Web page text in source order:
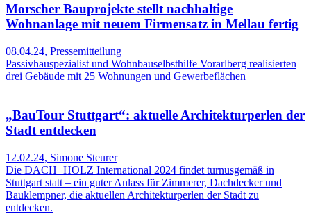
Morscher Bauprojekte stellt nachhaltige
Wohnanlage mit neuem Firmensatz in Mellau fertig
08.04.24, Pressemitteilung
Passivhauspezialist und Wohnbauselbsthilfe Vorarlberg realisierten
drei Gebäude mit 25 Wohnungen und Gewerbeflächen
„BauTour Stuttgart“: aktuelle Architekturperlen der
Stadt entdecken
12.02.24, Simone Steurer
Die DACH+HOLZ International 2024 findet turnusgemäß in
Stuttgart statt – ein guter Anlass für Zimmerer, Dachdecker und
Bauklempner, die aktuellen Architekturperlen der Stadt zu
entdecken.